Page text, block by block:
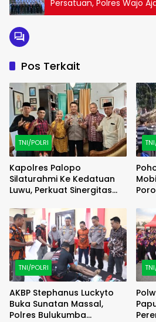
Persatuan, Polres Wajo
Amalkan Nilai-Nilai
Pos Terkait
TNI/POLRI
Kapolres Palopo
Silaturahmi Ke Kedatuan
Luwu, Perkuat Sinergitas
TNI/POLRI
AKBP Stephanus Luckyto
Buka Sunatan Massal,
Polres Bulukumba